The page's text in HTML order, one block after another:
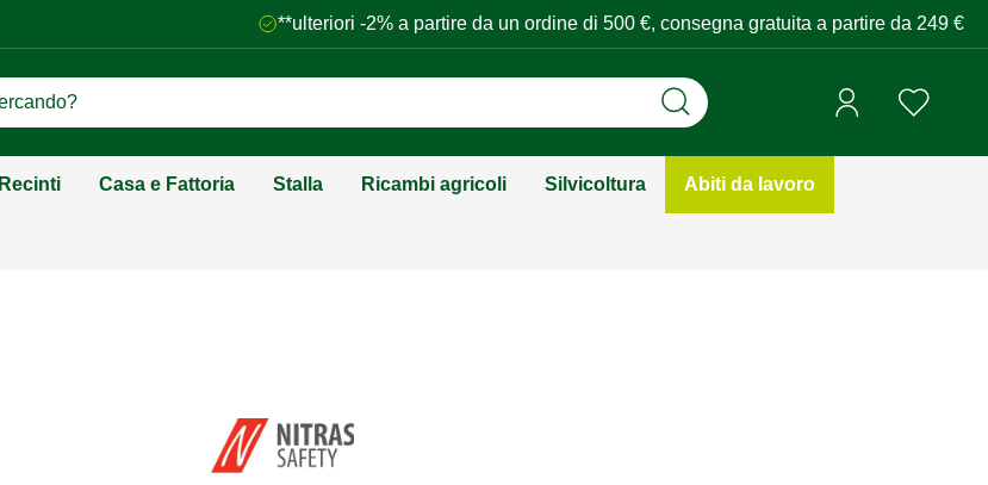
**ulteriori -2% a partire da un ordine di 500 €, consegna gratuita a partire da 249 €
Recinti Casa e Fattoria Stalla Ricambi agricoli Silvicoltura Abiti da lavoro